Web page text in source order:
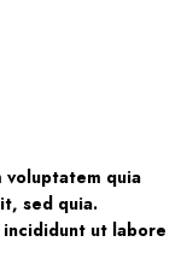
voluptatem quia
sed quia.
ut labore